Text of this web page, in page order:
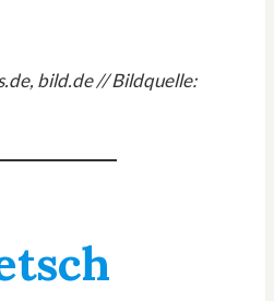
bild.de// Bildquelle: